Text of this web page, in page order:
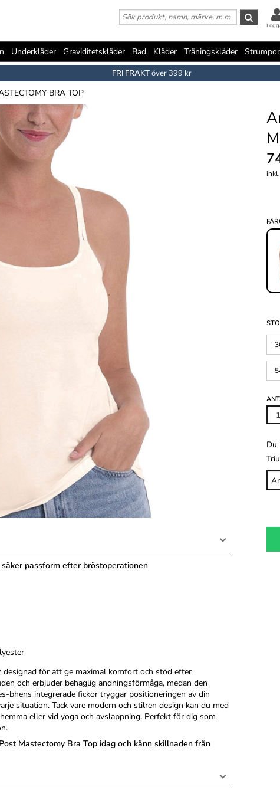
Underkläder Graviditetskläder Bad Kläder Träningskläder Strumpor
FRI FRAKTöver 399 kr
BRA TOP
Du
passform efter bröstoperationen
för att ge maximal komfort och stöd efter
och erbjuder behaglig andningsförmåga, medan den
bhens integrerade fickor tryggar positioneringen av din
situation. Tack vare modern och stilren design kan du med
eller vid yoga och avslappning. Perfekt för dig som
Mastectomy Bra Top idag och känn skillnaden från